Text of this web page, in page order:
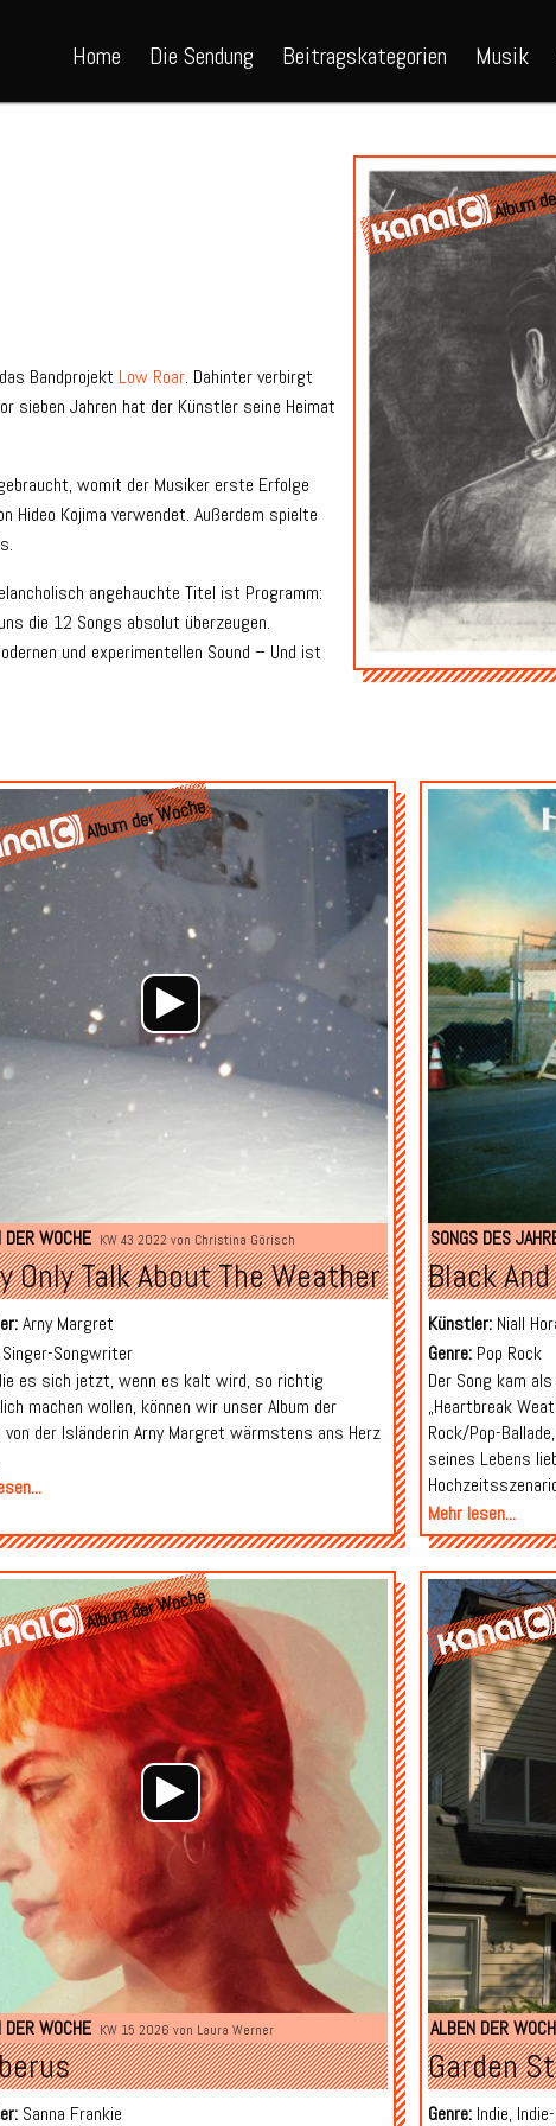
Home Die Sendung Beitragskategorien Musik
Album
Bandprojekt Low Roar. Dahinter verbirgt
sieben Jahren hat der Künstler seine Heimat
womit der Musiker erste Erfolge
Hideo Kojima verwendet. Außerdem spielte
angehauchte Titel ist Programm:
die 12 Songs absolut überzeugen.
und experimentellen Sound – Und ist
Album der Woche
Audio-
Player
DER WOCHE KW 43 2022 von Christina Görisch
Only Talk About The Weather
Arny Margret
Songwriter
es sich jetzt, wenn es kalt wird, so richtig
machen wollen, können wir unser Album der
von der Isländerin Arny Margret wärmstens ans Herz
SONGS DES
Black
Künstler:Niall
Genre:Pop Rock
Der Song kam
„Heartbreak
Rock/Pop-
seines Lebens
Mehr lesen...
Album der Woche
Audio-
Player
DER WOCHE KW 15 2026 von Laura Werner
Sanna Frankie
ALBEN DER
Garden
Genre:Indie,